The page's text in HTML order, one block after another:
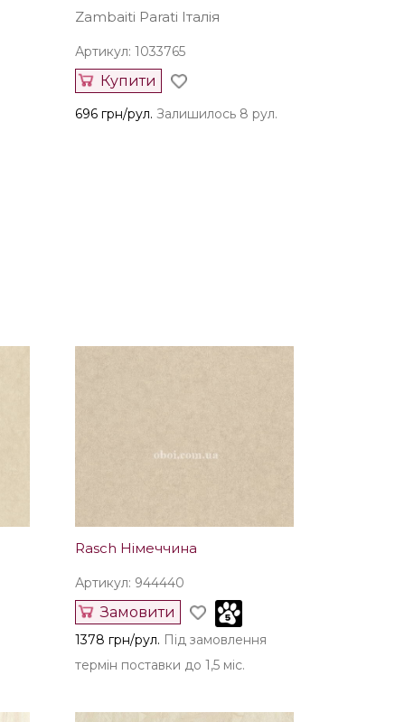
Zambaiti Parati Італія
Артикул: 1033765
Купити
696 грн/рул. Залишилось 8 рул.
Rasch Німеччина
Артикул: 944440
Замовити
1378 грн/рул. Під замовлення
термін поставки до 1,5 міс.